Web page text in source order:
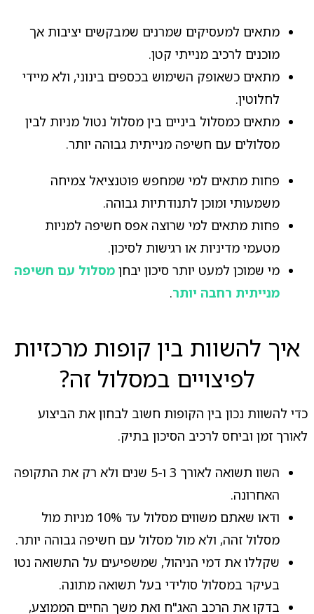
מתאים למעסיקים שמרנים שמבקשים יציבות אך
מוכנים לרכיב מנייתי קטן.
מתאים כשאופק השימוש בכספים בינוני, ולא מיידי
לחלוטין.
מתאים כמסלול ביניים בין מסלול נטול מניות לבין
מסלולים עם חשיפה מנייתית גבוהה יותר.
פחות מתאים למי שמחפש פוטנציאל צמיחה
משמעותי ומוכן לתנודתיות גבוהה.
פחות מתאים למי שרוצה אפס חשיפה למניות
מטעמי מדיניות או רגישות לסיכון.
מי שמוכן למעט יותר סיכון יבחן מסלול עם חשיפה
מנייתית רחבה יותר.
איך להשוות בין קופות מרכזיות
לפיצויים במסלול זה?
כדי להשוות נכון בין הקופות חשוב לבחון את הביצוע
לאורך זמן וביחס לרכיב הסיכון בתיק.
השוו תשואה לאורך 3 ו-5 שנים ולא רק את התקופה
האחרונה.
ודאו שאתם משווים מסלול עד 10% מניות מול
מסלול זהה, ולא מול מסלול עם חשיפה גבוהה יותר.
שקללו את דמי הניהול, שמשפיעים על התשואה נטו
בעיקר במסלול סולידי בעל תשואה מתונה.
בדקו את הרכב האג"ח ואת משך החיים הממוצע,